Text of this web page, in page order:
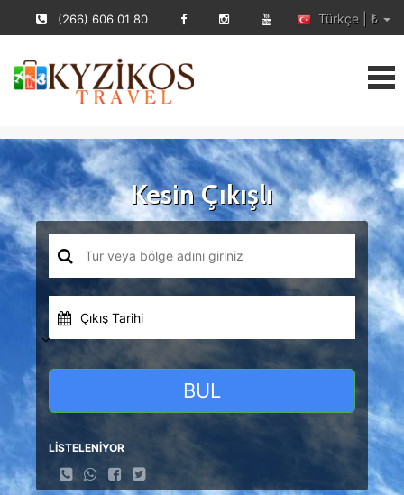
(266) 606 01 80 Türkçe | ₺
Kesin Çıkışlı
Çıkış Tarihi
BUL
LİSTELENİYOR